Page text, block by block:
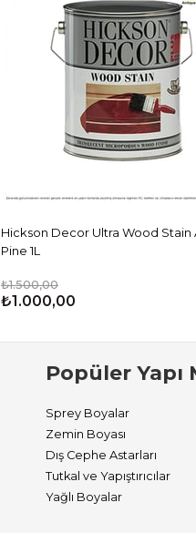
Hickson Decor Ultra Wood Stain
Pine 1L
₺1.500,00
₺1.000,00
Popüler
Sprey Boyalar
Zemin Boyası
Dış Cephe Astarları
Tutkal ve Yapıştırıcılar
Yağlı Boyalar